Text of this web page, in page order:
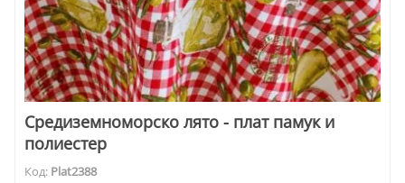
Средиземноморско лято - плат памук и
полиестер
Код: Plat2388